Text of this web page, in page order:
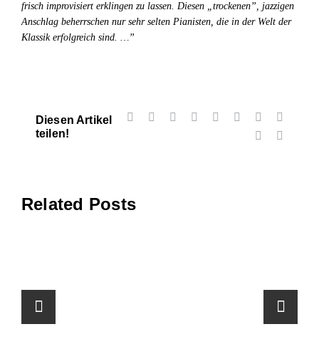
frisch improvisiert erklingen zu lassen. Diesen „trockenen”, jazzigen
Anschlag beherrschen nur sehr selten Pianisten, die in der Welt der
Klassik erfolgreich sind. …”
Diesen Artikel
teilen!
Facebook Reddit LinkedInWhatsApp
TumblrPinterest
Xing
Related Posts